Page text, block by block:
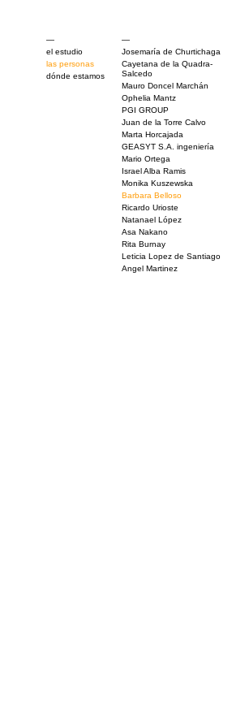
—
el estudio
las personas
dónde estamos
—
Josemaría de Churtichaga
Cayetana de la Quadra-
Salcedo
Mauro Doncel Marchán
Ophelia Mantz
PGI GROUP
Juan de la Torre Calvo
Marta Horcajada
GEASYT S.A. ingeniería
Mario Ortega
Israel Alba Ramis
Monika Kuszewska
Barbara Belloso
Ricardo Urioste
Natanael López
Asa Nakano
Rita Burnay
Leticia Lopez de Santiago
Angel Martinez